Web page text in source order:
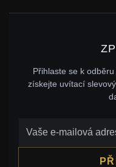
Přihlaste se k
získejte uvítací